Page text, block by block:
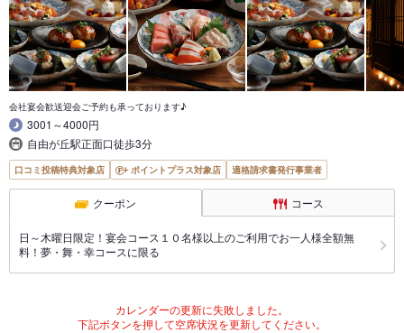
会社宴会歓送迎会ご予約も承っております♪
3001～4000円
自由が丘駅正面口徒歩3分
口コミ投稿特典対象店 ポイントプラス対象店 適格請求書発行事業者
クーポン コース
日～木曜日限定！宴会コース１０名様以上のご利用でお一人様全額無
料！夢・舞・幸コースに限る
カレンダーの更新に失敗しました。
下記ボタンを押して空席状況を更新してください。